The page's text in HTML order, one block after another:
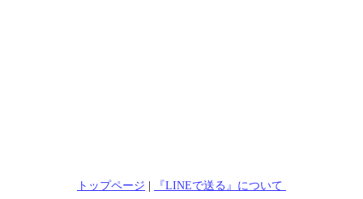
トップページ | 『LINEで送る』について